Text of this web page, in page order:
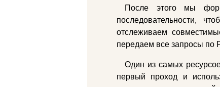
После этого мы
последовательности,
отслеживаем
передаем все запросы по
Один из самых
первый проход и